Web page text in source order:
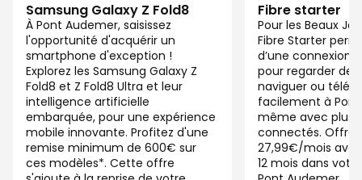
Samsung Galaxy Z Fold8
À Pont Audemer, saisissez
l'opportunité d'acquérir un
smartphone d'exception !
Explorez les Samsung Galaxy Z
Fold8 et Z Fold8 Ultra et leur
intelligence artificielle
embarquée, pour une expérience
mobile innovante. Profitez d'une
remise minimum de 600€ sur
ces modèles*. Cette offre
Fibre starter
Pour les Beaux
Fibre Starter
d’une connexion
pour regarder des
naviguer ou
facilement à
même avec
connectés. Offre
27,99€/mois
12 mois dans